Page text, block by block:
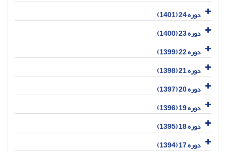
دوره 24 (1401)
دوره 23 (1400)
دوره 22 (1399)
دوره 21 (1398)
دوره 20 (1397)
دوره 19 (1396)
دوره 18 (1395)
دوره 17 (1394)